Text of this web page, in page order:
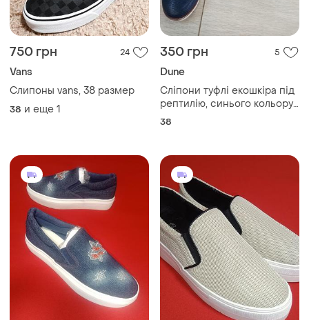
750 грн 24
Vans
Слипоны vans, 38 размер
38 и еще 1
350 грн 5
Dune
Сліпони туфлі екошкіра під
рептилію, синього кольору,
підошва біла, дуже зручні,
24 см (38)
38